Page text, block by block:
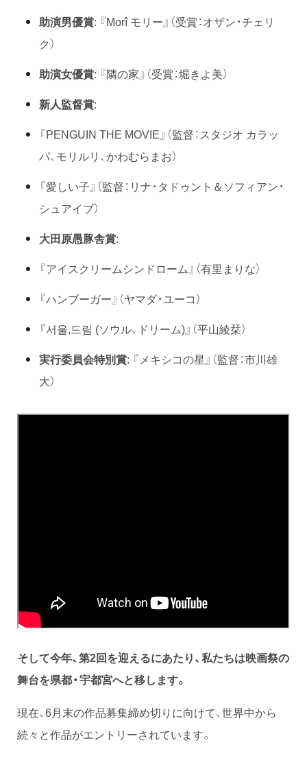
助演男優賞: 『Morî モリー』（受賞：オザン・チェリ
ク）
助演女優賞: 『隣の家』（受賞：堀きよ美）
新人監督賞:
『PENGUIN THE MOVIE』（監督：スタジオ カラッ
パ、モリルリ、かわむらまお）
『愛しい子』（監督：リナ・タドゥント＆ソフィアン・
シュアイブ）
大田原愚豚舎賞:
『アイスクリームシンドローム』（有里まりな）
『ハンブーガー』（ヤマダ・ユーコ）
『서울,드림 (ソウル、ドリーム)』（平山綾栞）
実行委員会特別賞: 『メキシコの星』（監督：市川雄
大）
そして今年、第2回を迎えるにあたり、私たちは映画祭の
舞台を県都・宇都宮へと移します。
現在、6月末の作品募集締め切りに向けて、世界中から
続々と作品がエントリーされています。